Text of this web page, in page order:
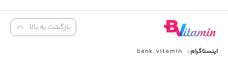
بازگشت به بالا
اینستاگرام : bank.vitamin